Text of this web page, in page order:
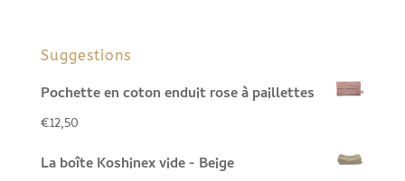
Suggestions
Pochette en coton enduit rose à paillettes
€12,50
La boîte Koshinex vide - Beige